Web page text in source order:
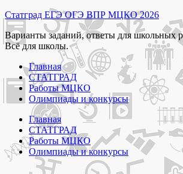
Перейти
к
содержимому
Статград ЕГЭ ОГЭ ВПР МЦКО 2026
Варианты заданий, ответы для школьных
Всё для школы.
Главная
СТАТГРАД
Работы МЦКО
Олимпиады и конкурсы
Главная
СТАТГРАД
Работы МЦКО
Олимпиады и конкурсы